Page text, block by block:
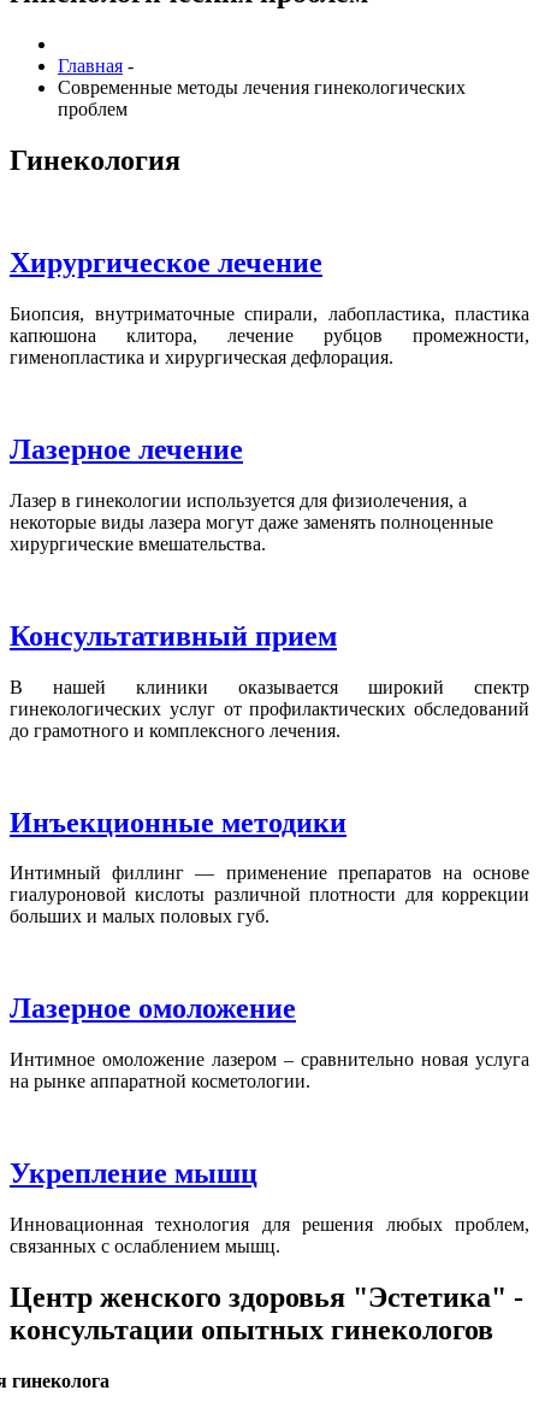
Главная -
Современные методы лечения гинекологических
проблем
Гинекология
Хирургическое лечение
Биопсия, внутриматочные спирали, лабопластика, пластика
капюшона клитора, лечение рубцов промежности,
гименопластика и хирургическая дефлорация.
Лазерное лечение
Лазер в гинекологии используется для физиолечения, а
некоторые виды лазера могут даже заменять полноценные
хирургические вмешательства.
Консультативный прием
В нашей клиники оказывается широкий спектр
гинекологических услуг от профилактических обследований
до грамотного и комплексного лечения.
Инъекционные методики
Интимный филлинг — применение препаратов на основе
гиалуроновой кислоты различной плотности для коррекции
больших и малых половых губ.
Лазерное омоложение
Интимное омоложение лазером – сравнительно новая услуга
на рынке аппаратной косметологии.
Укрепление мышц
Инновационная технология для решения любых проблем,
связанных с ослаблением мышц.
Центр женского здоровья "Эстетика" -
консультации опытных гинекологов